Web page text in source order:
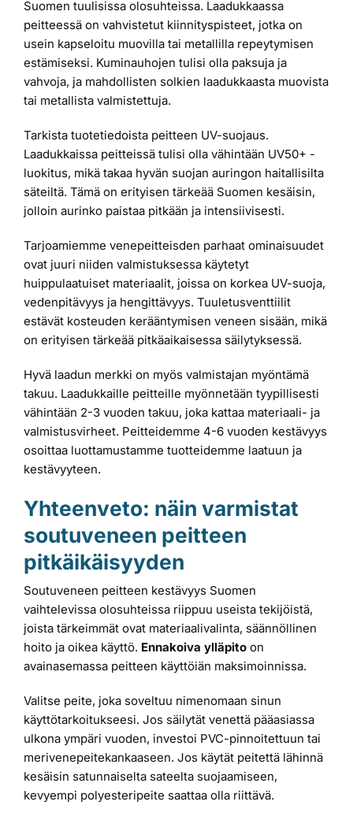
Suomen tuulisissa olosuhteissa. Laadukkaassa
peitteessä on vahvistetut kiinnityspisteet, jotka on
usein kapseloitu muovilla tai metallilla repeytymisen
estämiseksi. Kuminauhojen tulisi olla paksuja ja
vahvoja, ja mahdollisten solkien laadukkaasta muovista
tai metallista valmistettuja.
Tarkista tuotetiedoista peitteen UV-suojaus.
Laadukkaissa peitteissä tulisi olla vähintään UV50+ -
luokitus, mikä takaa hyvän suojan auringon haitallisilta
säteiltä. Tämä on erityisen tärkeää Suomen kesäisin,
jolloin aurinko paistaa pitkään ja intensiivisesti.
Tarjoamiemme venepeitteisden parhaat ominaisuudet
ovat juuri niiden valmistuksessa käytetyt
huippulaatuiset materiaalit, joissa on korkea UV-suoja,
vedenpitävyys ja hengittävyys. Tuuletusventtiilit
estävät kosteuden kerääntymisen veneen sisään, mikä
on erityisen tärkeää pitkäaikaisessa säilytyksessä.
Hyvä laadun merkki on myös valmistajan myöntämä
takuu. Laadukkaille peitteille myönnetään tyypillisesti
vähintään 2-3 vuoden takuu, joka kattaa materiaali- ja
valmistusvirheet. Peitteidemme 4-6 vuoden kestävyys
osoittaa luottamustamme tuotteidemme laatuun ja
kestävyyteen.
Yhteenveto: näin varmistat
soutuveneen peitteen
pitkäikäisyyden
Soutuveneen peitteen kestävyys Suomen
vaihtelevissa olosuhteissa riippuu useista tekijöistä,
joista tärkeimmät ovat materiaalivalinta, säännöllinen
hoito ja oikea käyttö. Ennakoiva ylläpito on
avainasemassa peitteen käyttöiän maksimoinnissa.
Valitse peite, joka soveltuu nimenomaan sinun
käyttötarkoitukseesi. Jos säilytät venettä pääasiassa
ulkona ympäri vuoden, investoi PVC-pinnoitettuun tai
merivenepeitekankaaseen. Jos käytät peitettä lähinnä
kesäisin satunnaiselta sateelta suojaamiseen,
kevyempi polyesteripeite saattaa olla riittävä.